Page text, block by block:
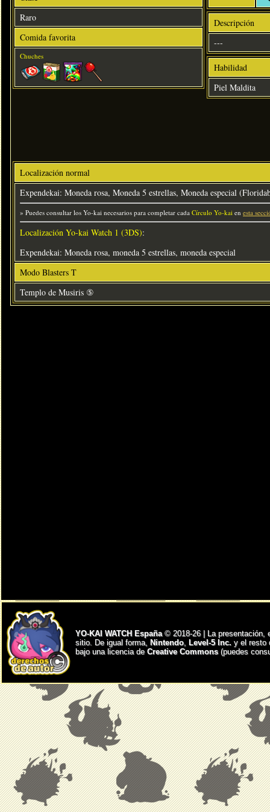
Raro
Comida favorita
Chuches
Descripción
---
Habilidad
Piel Maldita
Localización normal
Expendekai: Moneda rosa, Moneda 5 estrellas, Moneda especial
» Puedes consultar los Yo-kai necesarios para completar cada Círculo Yo-kai en esta
Localización Yo-kai Watch 1 (3DS):
Expendekai: Moneda rosa, moneda 5 estrellas, moneda especial
Modo Blasters T
Templo de Musiris ⑤
YO-KAI WATCH España © 2018-26 | La presentación,
sitio. De igual forma, Nintendo, Level-5 Inc. y el resto
bajo una licencia de Creative Commons(puedes